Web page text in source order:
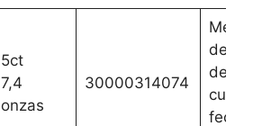
5ct
7,4
onzas
30000314074
del 2
de
fecha